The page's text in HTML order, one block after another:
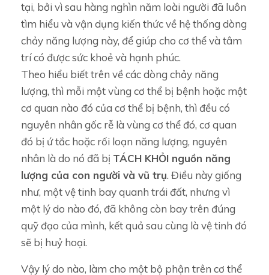
tại, bởi vì sau hàng nghìn năm loài người đã luôn
tìm hiểu và vận dụng kiến thức về hệ thống dòng
chảy năng lượng này, để giúp cho cơ thể và tâm
trí có được sức khoẻ và hạnh phúc.
Theo hiểu biết trên về các dòng chảy năng
lượng, thì mỗi một vùng cơ thể bị bệnh hoặc một
cơ quan nào đó của cơ thể bị bệnh, thì đều có
nguyên nhân gốc rễ là vùng cơ thể đó, cơ quan
đó bị ứ tắc hoặc rối loạn năng lượng, nguyên
nhân là do nó đã bị TÁCH KHỎI nguồn năng
lượng của con người và vũ trụ. Điều này giống
như, một vệ tinh bay quanh trái đất, nhưng vì
một lý do nào đó, đã không còn bay trên đúng
quỹ đạo của mình, kết quả sau cùng là vệ tinh đó
sẽ bị huỷ hoại.
Vậy lý do nào, làm cho một bộ phận trên cơ thể